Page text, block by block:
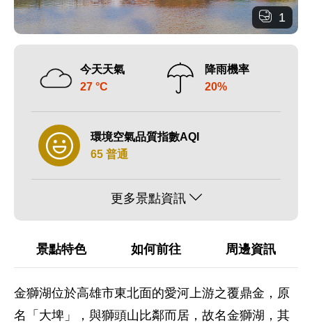
1
今天天氣
27 °C
降雨機率
20%
環境空氣品質指數AQI
65 普通
更多景點資訊
景點特色 如何前往 周邊資訊
金獅湖位於高雄市東北面的愛河上游之覆鼎金，原
名「大埤」，與獅頭山比鄰而居，故名金獅湖，其